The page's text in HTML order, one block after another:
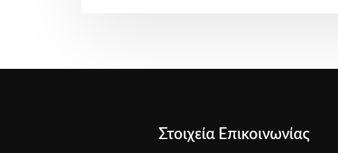
Στοιχεία Επικοινωνίας